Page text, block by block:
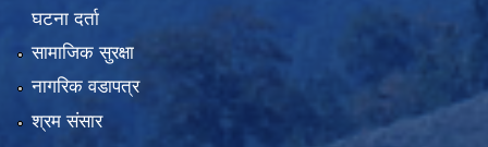
घटना दर्ता
सामाजिक सुरक्षा
नागरिक वडापत्र
श्रम संसार